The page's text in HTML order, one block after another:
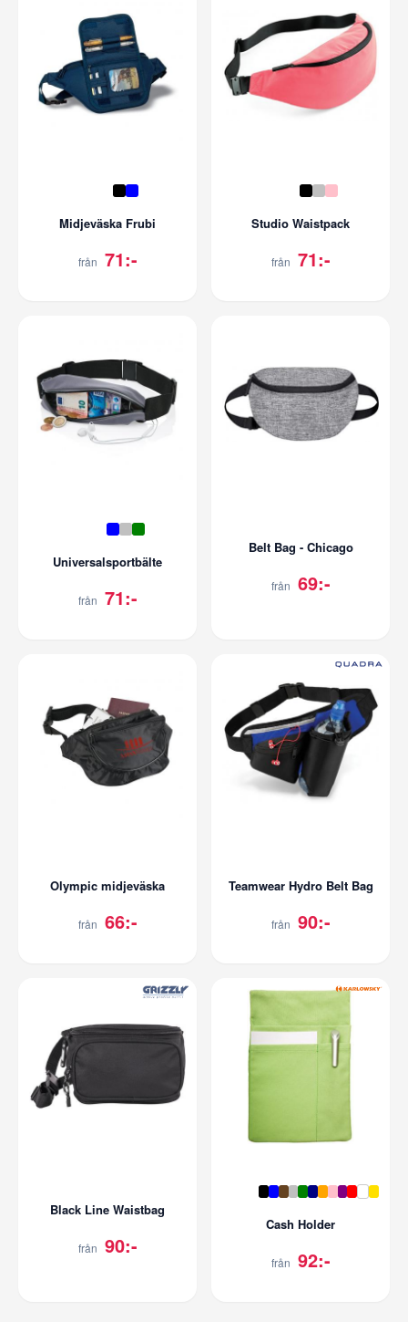
Midjeväska Frubi
från 71:-
Studio Waistpack
från 71:-
Universalsportbälte
från 71:-
Belt Bag - Chicago
från 69:-
Olympic midjeväska
från 66:-
Teamwear Hydro Belt Bag
från 90:-
Black Line Waistbag
från 90:-
Cash Holder
från 92:-